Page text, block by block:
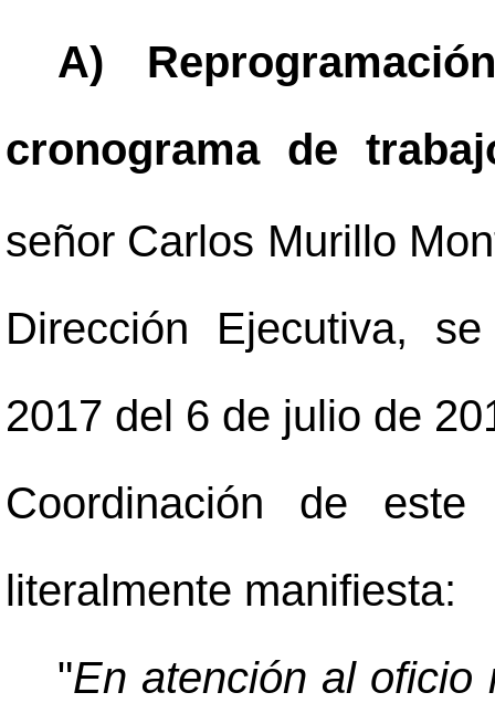
A)
cronograma de
señor Carlos Murillo
Dirección Ejecutiva,
2017 del 6 de julio de
Coordinación de
literalmente manifiesta:
"En atención al oficio